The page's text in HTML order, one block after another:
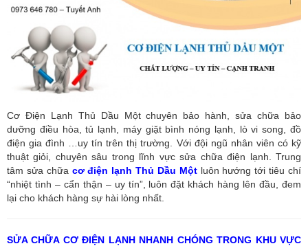
Cơ Điện Lạnh Thủ Dầu Một chuyên bảo hành, sửa chữa bảo
dưỡng điều hòa, tủ lạnh, máy giặt bình nóng lạnh, lò vi song, đồ
điện gia đình …uy tín trên thị trường. Với đội ngũ nhân viên có kỹ
thuật giỏi, chuyên sâu trong lĩnh vực sửa chữa điện lạnh. Trung
tâm sửa chữa cơ điện lạnh Thủ Dầu Mộtluôn hướng tới tiêu chí
“nhiệt tình – cẩn thận – uy tín”, luôn đặt khách hàng lên đầu, đem
lại cho khách hàng sự hài lòng nhất.
SỬA CHỮA CƠ ĐIỆN LẠNH NHANH CHÓNG TRONG KHU VỰC